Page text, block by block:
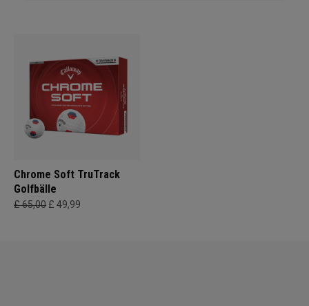
Chrome Soft TruTrack
Golfbälle
£ 65,00 £ 49,99